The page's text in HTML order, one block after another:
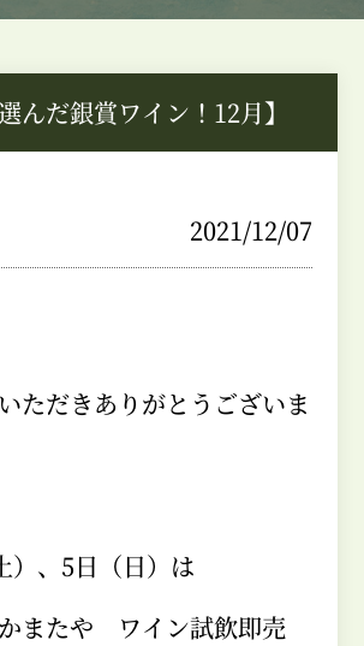
んだ銀賞ワイン！12月】
2021/12/07
ただきありがとうございま
、 5日（日）は
またや ワイン試飲即売